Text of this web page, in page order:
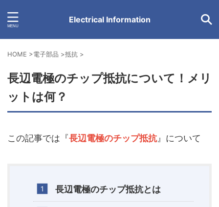
Electrical Information
HOME >電子部品 >抵抗 >
長辺電極のチップ抵抗について！メリ
ットは何？
この記事では『長辺電極のチップ抵抗』について
長辺電極のチップ抵抗とは